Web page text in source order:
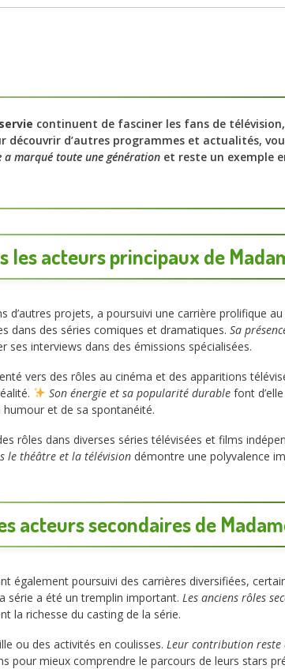
continuent de fasciner les fans de
découvrir d’autres programmes et actualités,
a marqué toute une génération et reste un exemple
les acteurs principaux de
d’autres projets, a poursuivi une carrière prolifique
dans des séries comiques et dramatiques. Sa
interviews dans des émissions spécialisées.
vers des rôles au cinéma et des apparitions
Son énergie et sa popularité durablefont
et de sa spontanéité.
rôles dans diverses séries télévisées et films
le théâtre et la télévision démontre une polyvalence
acteurs secondaires de
également poursuivi des carrières diversifiées,
série a été un tremplin important. Les anciens rôles
la richesse du casting de la série.
ou des activités en coulisses. Leur contribution reste
pour mieux comprendre le parcours de leurs stars